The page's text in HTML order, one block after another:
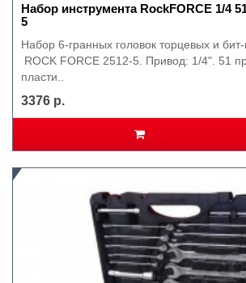
Набор инструмента RockFORCE 1/4
5
Набор 6-гранных головок торцевых и бит-
ROCK FORCE 2512-5. Привод: 1/4". 51
пласти..
3376 р.